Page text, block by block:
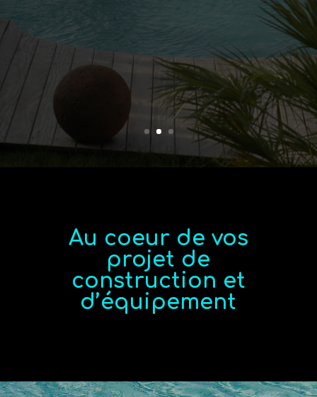
Au coeur de vos
projet de
construction et
d’équipement